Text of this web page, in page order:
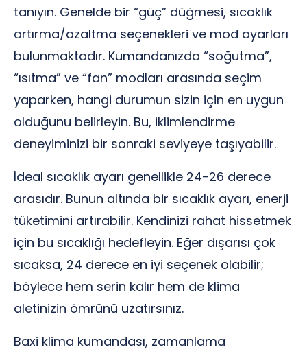
tanıyın. Genelde bir “güç” düğmesi, sıcaklık
artırma/azaltma seçenekleri ve mod ayarları
bulunmaktadır. Kumandanızda “soğutma”,
“ısıtma” ve “fan” modları arasında seçim
yaparken, hangi durumun sizin için en uygun
olduğunu belirleyin. Bu, iklimlendirme
deneyiminizi bir sonraki seviyeye taşıyabilir.
İdeal sıcaklık ayarı genellikle 24-26 derece
arasıdır. Bunun altında bir sıcaklık ayarı, enerji
tüketimini artırabilir. Kendinizi rahat hissetmek
için bu sıcaklığı hedefleyin. Eğer dışarısı çok
sıcaksa, 24 derece en iyi seçenek olabilir;
böylece hem serin kalır hem de klima
aletinizin ömrünü uzatırsınız.
Baxi klima kumandası, zamanlama